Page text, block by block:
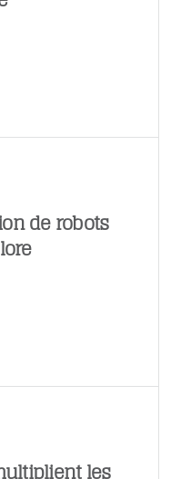
de robots
les